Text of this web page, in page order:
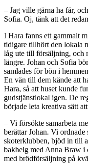
– Jag ville gärna ha får,
Sofia. Oj, tänk att det
I Hara fanns ett gammalt
tidigare tillhört den lokala
låg ute till försäljning, och
längre. Johan och Sofia
samlades för bön i
En vän till dem kände att
Hara, så att huset kunde
gudstjänstlokal igen. De
började leta kreativa sätt
– Vi försökte samarbeta
berättar Johan. Vi ordnade
skoterklubben, bjöd in till
bakhelg med Anna Braw i
med brödförsäljning på